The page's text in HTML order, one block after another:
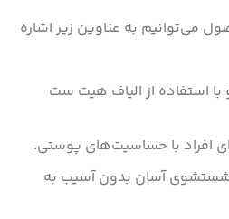
می‌توانیم به عناوین زیر اشاره
استفاده از الیاف هیت ست
افراد با حساسیت‌های پوستی.
آسان بدون آسیب به